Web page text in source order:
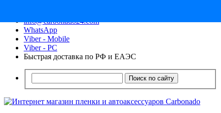
info@carbonado24.com
WhatsApp
Viber - Mobile
Viber - PC
Быстрая доставка по РФ и ЕАЭС
Поиск по сайту